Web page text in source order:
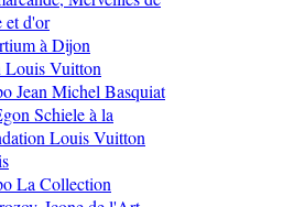
et d'or
à Dijon
Louis Vuitton
Jean Michel Basquiat
Schiele à la
Louis Vuitton
La Collection